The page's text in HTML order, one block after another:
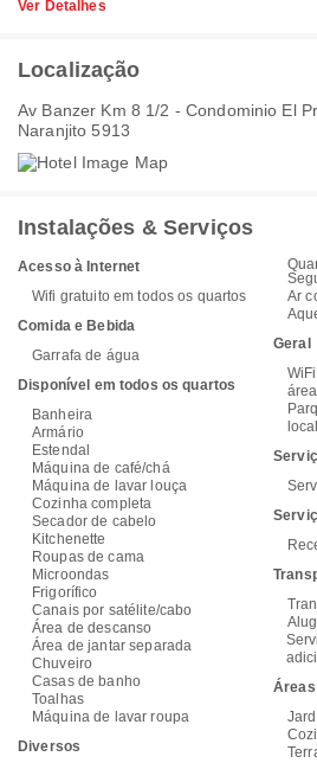
Ver Detalhes
Localização
Av Banzer Km 8 1/2 - Condominio El
Naranjito 5913
Instalações & Serviços
Acesso à Internet
Wifi gratuito em todos os quartos
Comida e Bebida
Garrafa de água
Disponível em todos os quartos
Banheira
Armário
Estendal
Máquina de café/chá
Máquina de lavar louça
Cozinha completa
Secador de cabelo
Kitchenette
Roupas de cama
Microondas
Frigorífico
Canais por satélite/cabo
Área de descanso
Área de jantar separada
Chuveiro
Casas de banho
Toalhas
Máquina de lavar roupa
Diversos
Ar
Geral
local